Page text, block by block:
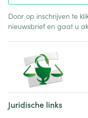
Door op inschrijven te
nieuwsbrief en gaat u
Juridische links